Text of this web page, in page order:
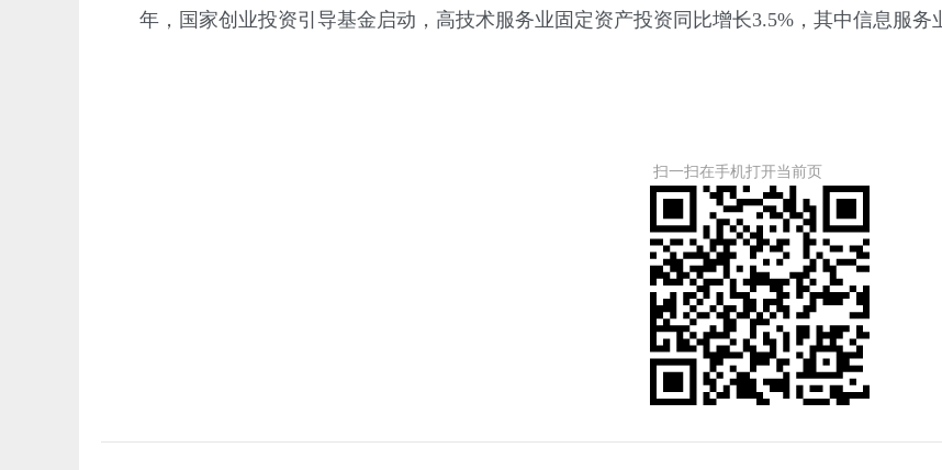
年，国家创业投资引导基金启动，高技术服务业固定资产投资同比增长3.5%，其中信息服务
扫一扫在手机打开当前页